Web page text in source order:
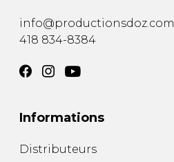
info@productionsdoz.com
418 834-8384
Informations
Distributeurs